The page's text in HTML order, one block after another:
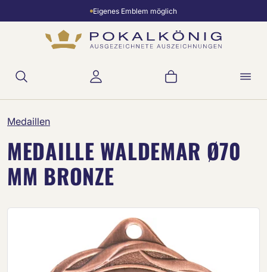
Zum Hauptinhalt springenEigenes Emblem möglich
Warenkorb
Medaillen
MEDAILLE WALDEMAR Ø70
MM BRONZE